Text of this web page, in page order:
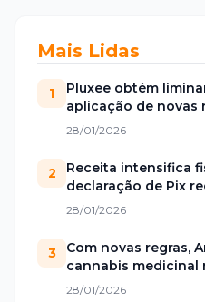
Mais Lidas
1
Pluxee obtém
aplicação de novas
alimentação
28/01/2026
2
Receita intensifica
declaração de Pix
28/01/2026
3
Com novas regras,
cannabis medicinal
28/01/2026